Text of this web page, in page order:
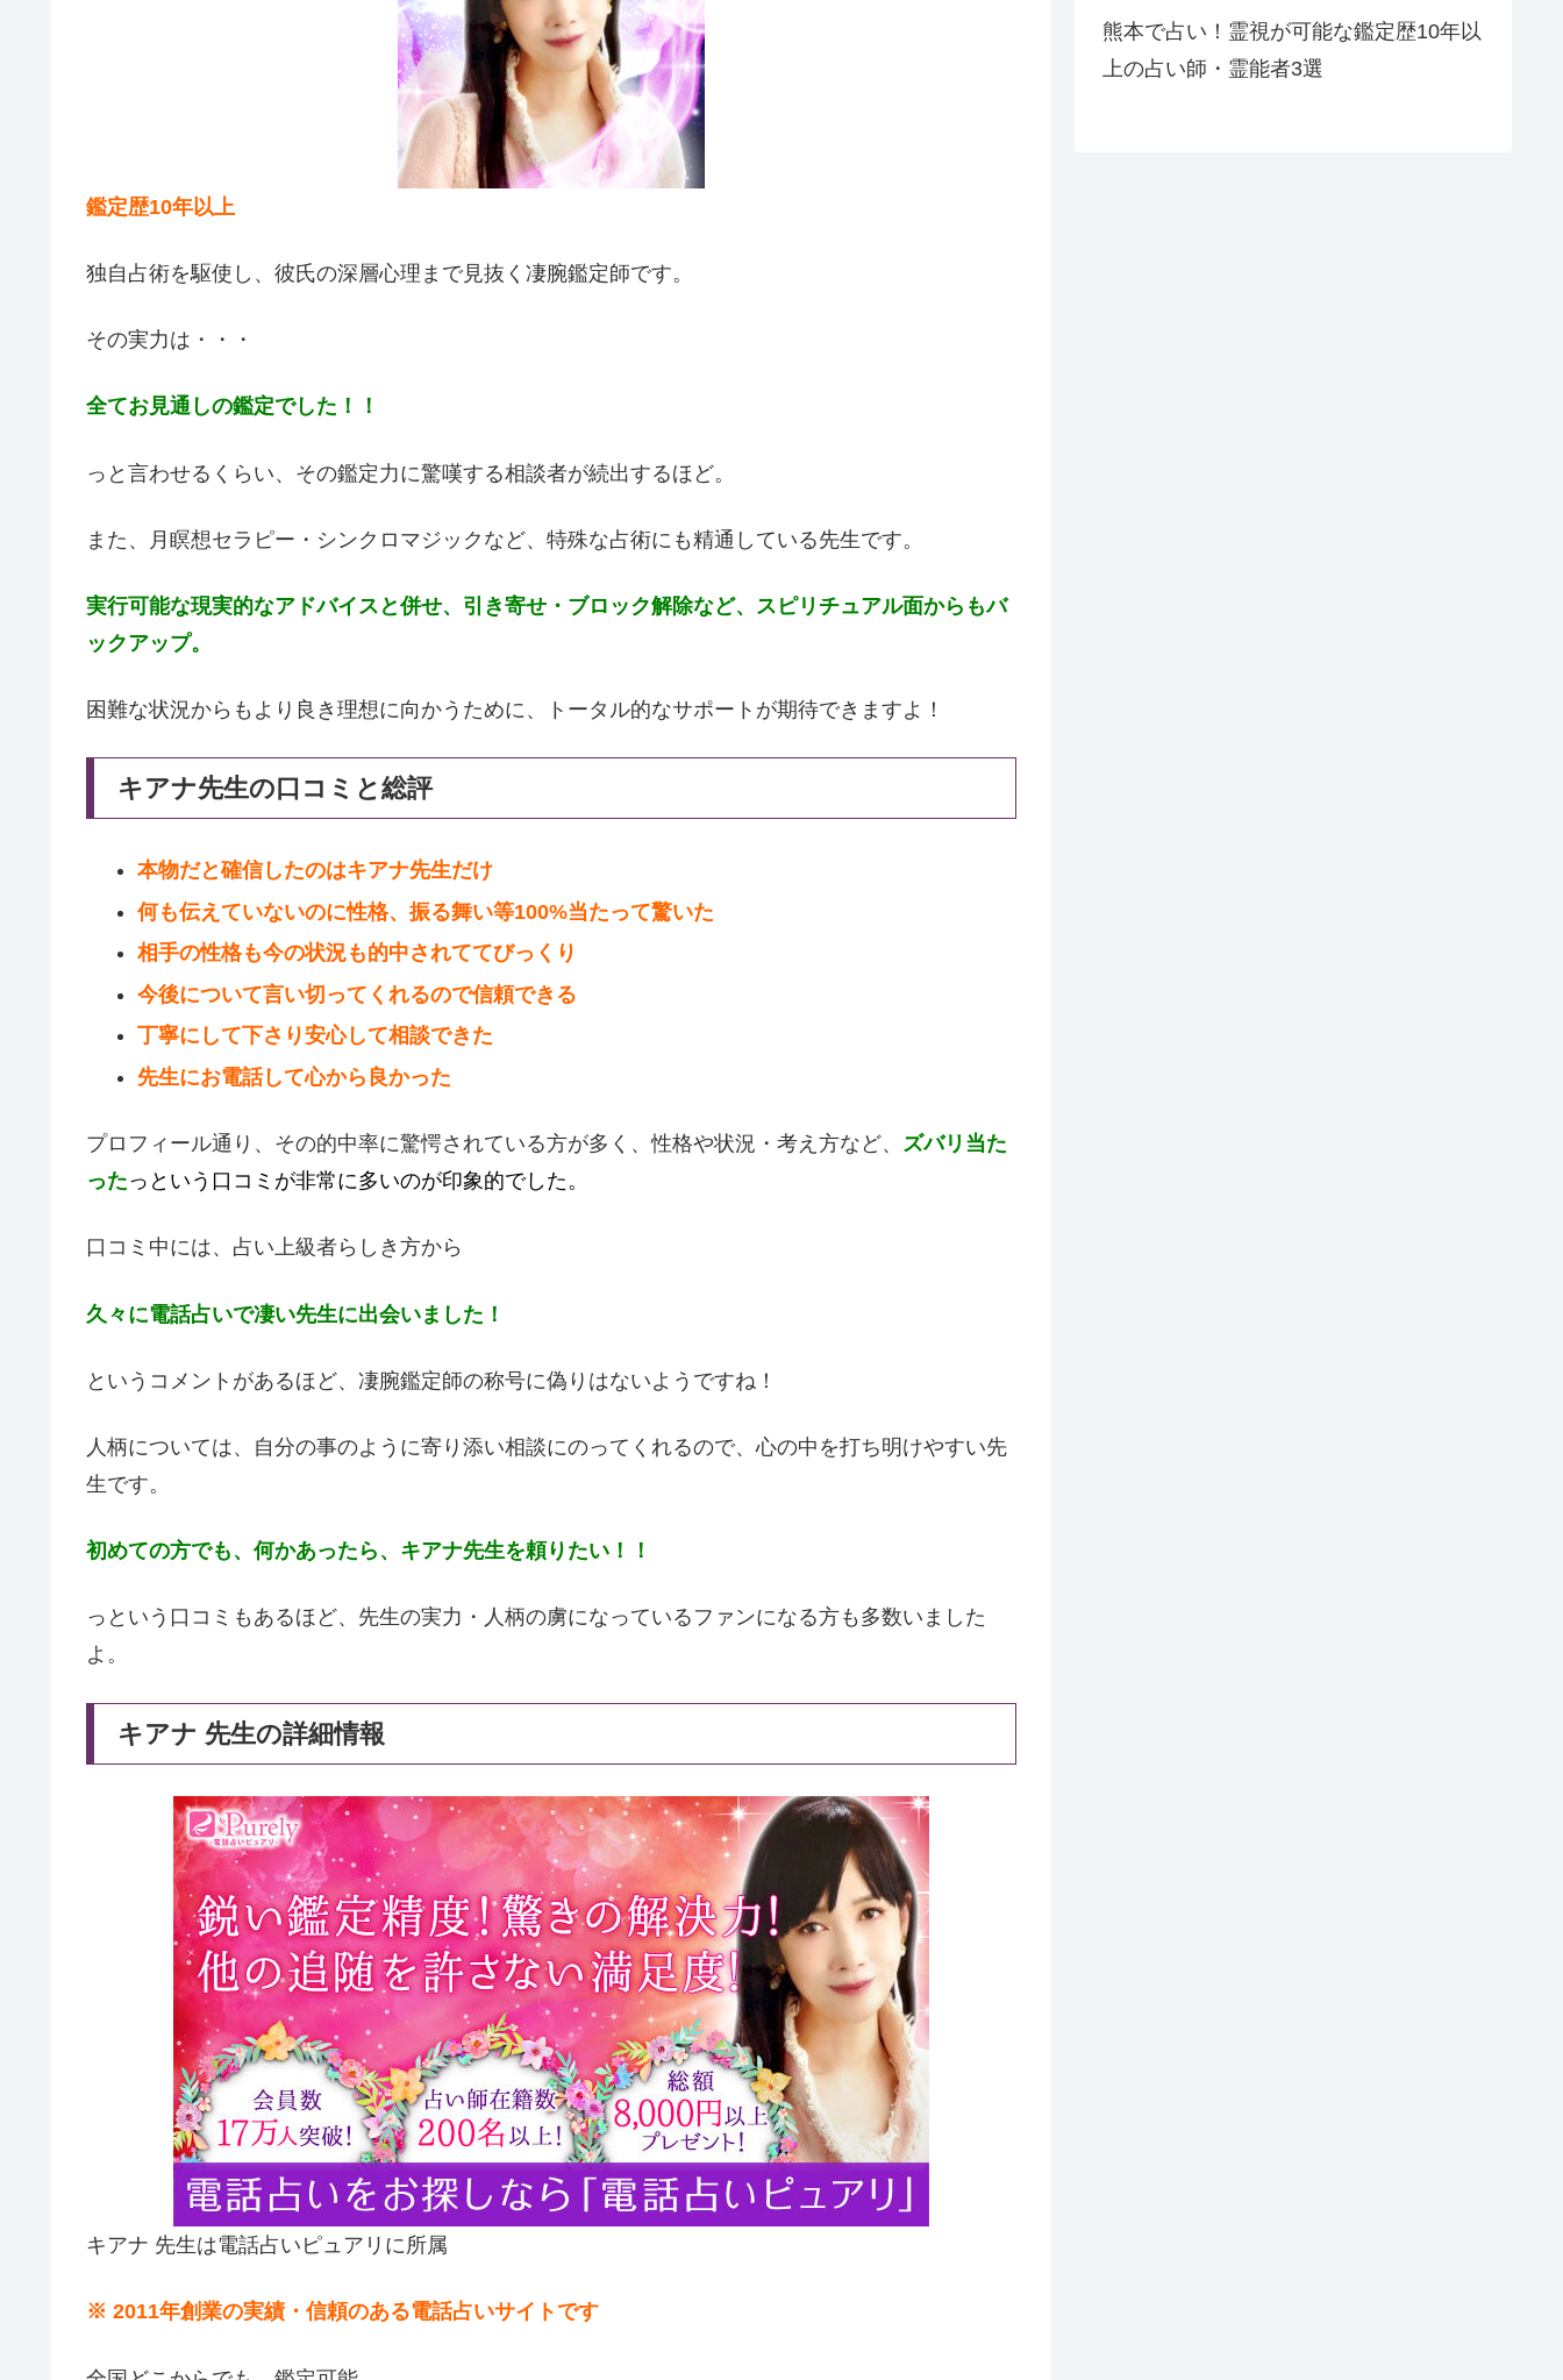
鑑定歴10年以上
独自占術を駆使し、彼氏の深層心理まで見抜く凄腕鑑定師です。
その実力は・・・
全てお見通しの鑑定でした！！
っと言わせるくらい、その鑑定力に驚嘆する相談者が続出するほど。
また、月瞑想セラピー・シンクロマジックなど、特殊な占術にも精通している先生です。
実行可能な現実的なアドバイスと併せ、引き寄せ・ブロック解除など、スピリチュアル面からもバ
ックアップ。
困難な状況からもより良き理想に向かうために、トータル的なサポートが期待できますよ！
キアナ先生の口コミと総評
本物だと確信したのはキアナ先生だけ
何も伝えていないのに性格、振る舞い等100%当たって驚いた
相手の性格も今の状況も的中されててびっくり
今後について言い切ってくれるので信頼できる
丁寧にして下さり安心して相談できた
先生にお電話して心から良かった
プロフィール通り、その的中率に驚愕されている方が多く、性格や状況・考え方など、 ズバリ当た
ったっという口コミが非常に多いのが印象的でした。
口コミ中には、占い上級者らしき方から
久々に電話占いで凄い先生に出会いました！
というコメントがあるほど、凄腕鑑定師の称号に偽りはないようですね！
人柄については、自分の事のように寄り添い相談にのってくれるので、心の中を打ち明けやすい先
生です。
初めての方でも、何かあったら、キアナ先生を頼りたい！！
っという口コミもあるほど、先生の実力・人柄の虜になっているファンになる方も多数いました
よ。
キアナ 先生の詳細情報
キアナ 先生は電話占いピュアリに所属
※ 2011年創業の実績・信頼のある電話占いサイトです
熊本で占い！霊視が可能な鑑定歴10年以
上の占い師・霊能者3選